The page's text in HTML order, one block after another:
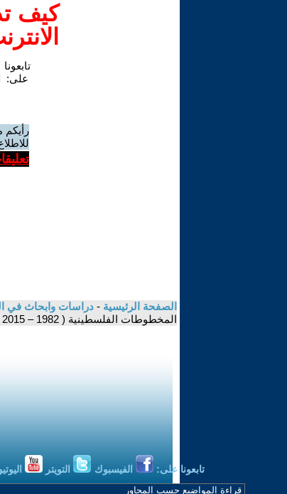
كيف
تابعونا
على:
رأيكم
الصفحة الرئيسية - دراسات وابحاث في
المخطوطات الفلسطينية ( 1982 – 2015 م)
تابعونا على: الفيسبوك التويتر